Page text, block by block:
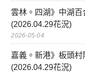
雲林。四湖》中湖
(2026.04.29花況)
2026-05-04
嘉義。新港》板頭
(2026.04.29花況)